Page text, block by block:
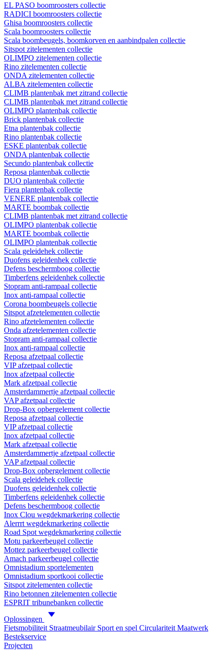
EL PASO boomroosters collectie
RADICI boomroosters collectie
Ghisa boomroosters collectie
Scala boomroosters collectie
Scala boombeugels, boomkorven en aanbindpalen collectie
Sitspot zitelementen collectie
OLIMPO zitelementen collectie
Rino zitelementen collectie
ONDA zitelementen collectie
ALBA zitelementen collectie
CLIMB plantenbak met zitrand collectie
CLIMB plantenbak met zitrand collectie
OLIMPO plantenbak collectie
Brick plantenbak collectie
Etna plantenbak collectie
Rino plantenbak collectie
ESKE plantenbak collectie
ONDA plantenbak collectie
Secundo plantenbak collectie
Reposa plantenbak collectie
DUO plantenbak collectie
Fiera plantenbak collectie
VENERE plantenbak collectie
MARTE boombak collectie
CLIMB plantenbak met zitrand collectie
OLIMPO plantenbak collectie
MARTE boombak collectie
OLIMPO plantenbak collectie
Scala geleidehek collectie
Duofens geleidenhek collectie
Defens beschermboog collectie
Timberfens geleidenhek collectie
Stopram anti-rampaal collectie
Inox anti-rampaal collectie
Corona boombeugels collectie
Sitspot afzetelementen collectie
Rino afzetelementen collectie
Onda afzetelementen collectie
Stopram anti-rampaal collectie
Inox anti-rampaal collectie
Reposa afzetpaal collectie
VIP afzetpaal collectie
Inox afzetpaal collectie
Mark afzetpaal collectie
Amsterdammertje afzetpaal collectie
VAP afzetpaal collectie
Drop-Box opbergelement collectie
Reposa afzetpaal collectie
VIP afzetpaal collectie
Inox afzetpaal collectie
Mark afzetpaal collectie
Amsterdammertje afzetpaal collectie
VAP afzetpaal collectie
Drop-Box opbergelement collectie
Scala geleidehek collectie
Duofens geleidenhek collectie
Timberfens geleidenhek collectie
Defens beschermboog collectie
Inox Clou wegdekmarkering collectie
Alerrrt wegdekmarkering collectie
Road Spot wegdekmarkering collectie
Motu parkeerbeugel collectie
Mottez parkeerbeugel collectie
Amach parkeerbeugel collectie
Omnistadium sportelementen
Omnistadium sportkooi collectie
Sitspot zitelementen collectie
Rino betonnen zitelementen collectie
ESPRIT tribunebanken collectie
Oplossingen
Fietsmobiliteit Straatmeubilair Sport en spel Circulariteit Maatwerk
Bestekservice
Projecten